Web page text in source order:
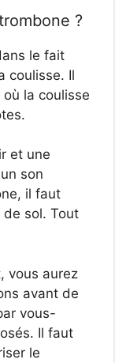
?
le fait
coulisse. Il
la coulisse
et une
son
il faut
de sol. Tout
vous aurez
avant de
vous-
Il faut
le